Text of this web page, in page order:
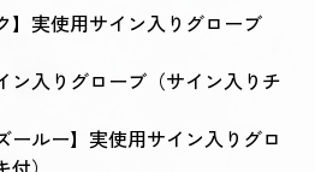
実使用サイン入りグローブ
入りグローブ（サイン入りチ
ルー】実使用サイン入りグロ